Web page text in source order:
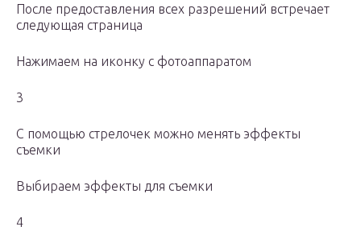
После предоставления всех разрешений встречает
следующая страница
Нажимаем на иконку с фотоаппаратом
3
С помощью стрелочек можно менять эффекты
съемки
Выбираем эффекты для съемки
4